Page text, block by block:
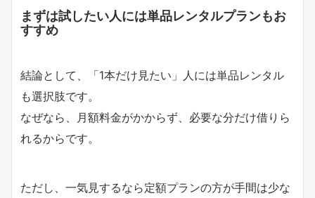
まずは試したい人には単品レンタルプランもお
すすめ
結論として、「1本だけ見たい」人には単品レンタル
も選択肢です。
なぜなら、月額料金がかからず、必要な分だけ借りら
れるからです。
ただし、一気見するなら定額プランの方が手間は少な